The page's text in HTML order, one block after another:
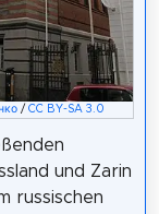
/CC BY-SA 3.0
und Zarin
russischen